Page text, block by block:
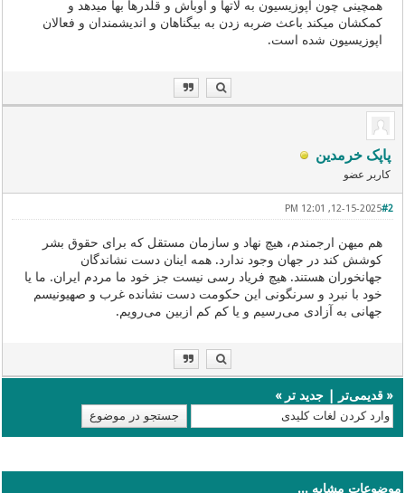
همچینی چون اپوزیسیون به لاتها و اوباش و قلدرها بها میدهد و
کمکشان میکند باعث ضربه زدن به بیگناهان و اندیشمندان و فعالان
اپوزیسیون شده است.
پاپک خرمدین
کاربر عضو
#2
12-15-2025, 12:01 PM
هم میهن ارجمندم، هیچ نهاد و سازمان مستقل که برای حقوق بشر
کوشش کند در جهان وجود ندارد. همه اینان دست نشاندگان
جهانخوران هستند. هیچ فریاد رسی نیست جز خود ما مردم ایران. ما یا
خود با نبرد و سرنگونی این حکومت دست نشانده غرب و صهیونیسم
جهانی به آزادی می‌رسیم و یا کم کم ازبین می‌رویم.
«قدیمی‌تر |جدید تر »
موضوعات مشابه ...